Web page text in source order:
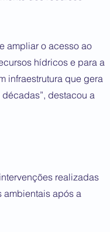
ampliar o acesso ao
hídricos e para a
infraestrutura que gera
destacou a
realizadas
ambientais após a